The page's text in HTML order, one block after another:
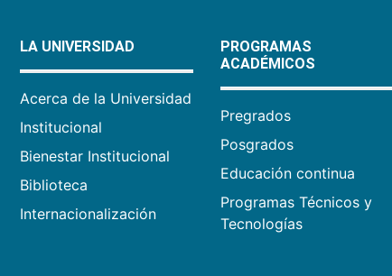
LA UNIVERSIDAD
Acerca de la Universidad
Institucional
Bienestar Institucional
Biblioteca
Internacionalización
PROGRAMAS
ACADÉMICOS
Pregrados
Posgrados
Educación continua
Programas Técnicos y
Tecnologías